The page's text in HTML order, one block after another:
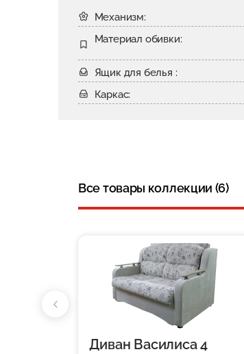
Механизм:
Материал обивки:
Ящик для белья :
Каркас:
Все товары коллекции (6)
Диван Василиса 4